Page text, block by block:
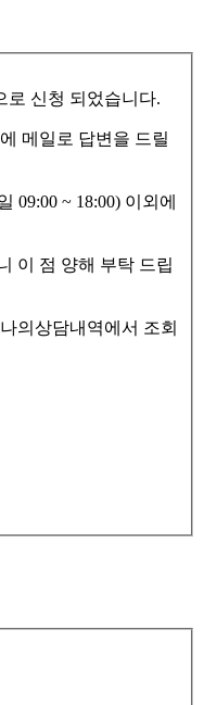
로 신청 되었습니다.
메일로 답변을 드릴
09:00 ~ 18:00) 이외에
이 점 양해 부탁 드립
의상담내역에서 조회